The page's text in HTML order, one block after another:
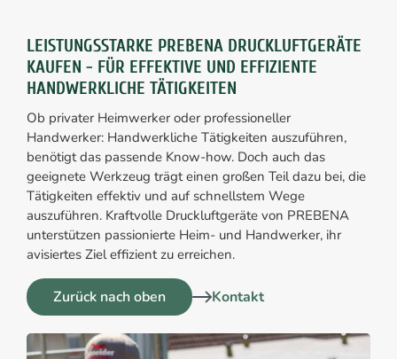
LEISTUNGSSTARKE PREBENA DRUCKLUFTGERÄTE
KAUFEN - FÜR EFFEKTIVE UND EFFIZIENTE
HANDWERKLICHE TÄTIGKEITEN
Ob privater Heimwerker oder professioneller
Handwerker: Handwerkliche Tätigkeiten auszuführen,
benötigt das passende Know-how. Doch auch das
geeignete Werkzeug trägt einen großen Teil dazu bei, die
Tätigkeiten effektiv und auf schnellstem Wege
auszuführen. Kraftvolle Druckluftgeräte von PREBENA
unterstützen passionierte Heim- und Handwerker, ihr
avisiertes Ziel effizient zu erreichen.
Zurück nach oben Kontakt